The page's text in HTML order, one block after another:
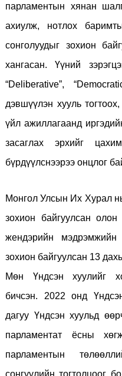
парламентын хянан
ахиулж, нотлох
сонголуудыг зохион
хангасан. Үүний
“Deliberative”,
дэвшүүлэн хууль
үйл ажиллагаанд
засаглах эрхийг
бүрдүүлснээрээ онцлог
Монгол Улсын Их Хурал
зохион байгуулсан
жендэрийн мэдрэмжийн
зохион байгуулсан 13
Мөн Үндсэн хуулийг
бичсэн. 2022 онд
дагуу Үндсэн хуульд
парламентат ёсны
парламентын
сонгуулийн тогтолцоог